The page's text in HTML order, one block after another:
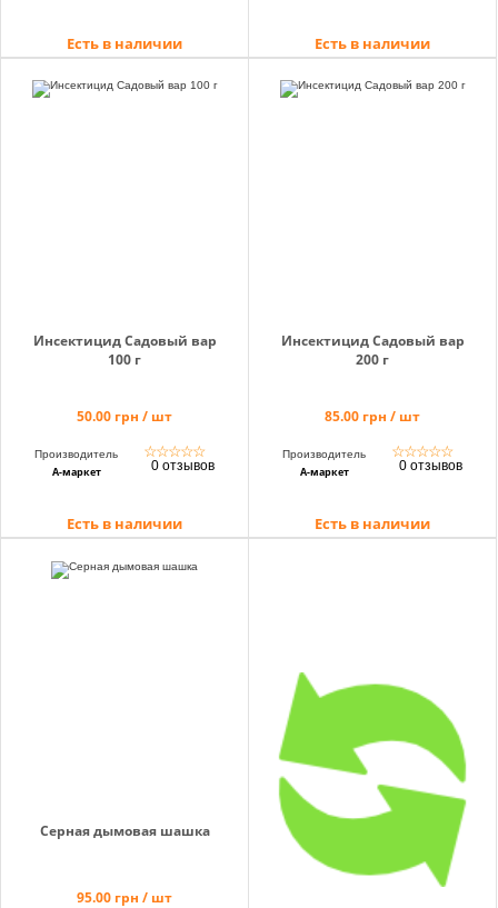
Есть в наличии Есть в наличии
Инсектицид Садовый вар
100 г
50.00 грн / шт
Производитель
А-маркет
☆☆☆☆☆
0 отзывов
Есть в наличии
Инсектицид Садовый вар
200 г
85.00 грн / шт
Производитель
А-маркет
☆☆☆☆☆
0 отзывов
Есть в наличии
Серная дымовая шашка
95.00 грн / шт